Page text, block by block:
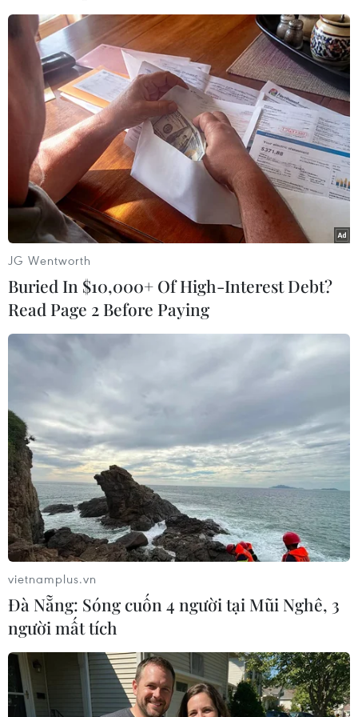
ông V., Lê Thị My Chi thuê người
làm giả giấy chứng nhận quyền
sử dụng đất đã cầm cố rồi mang
giấy giả đến trả lại cho bà T., ông
V. với lý do ngân hàng không cho
vay.
(TTXVN/Vietnam+)
#Công an tỉnh Bình Dương
#Sổ đỏ giả
#Chiếm đoạt tài sản
Bình Dương
Tp. Hồ Chí Minh
Theo dõi VietnamPlus
JG Wentworth
Buried In $10,000+ Of High-Interest Debt?
Read Page 2 Before Paying
vietnamplus.vn
Đà Nẵng: Sóng cuốn 4 người tại Mũi Nghê, 3
người mất tích